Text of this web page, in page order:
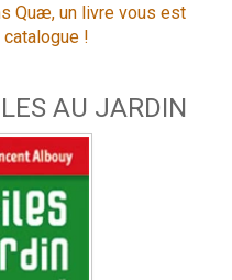
Quæ, un livre vous est
!
AU JARDIN